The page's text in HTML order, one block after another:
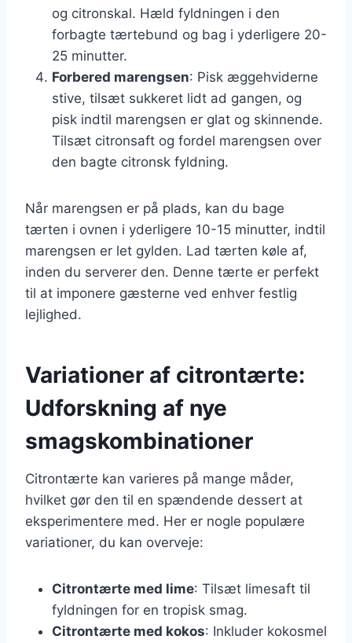
og citronskal. Hæld fyldningen i den
forbagte tærtebund og bag i yderligere 20-
25 minutter.
Forbered marengsen: Pisk æggehviderne
stive, tilsæt sukkeret lidt ad gangen, og
pisk indtil marengsen er glat og skinnende.
Tilsæt citronsaft og fordel marengsen over
den bagte citronsk fyldning.
Når marengsen er på plads, kan du bage
tærten i ovnen i yderligere 10-15 minutter, indtil
marengsen er let gylden. Lad tærten køle af,
inden du serverer den. Denne tærte er perfekt
til at imponere gæsterne ved enhver festlig
lejlighed.
Variationer af citrontærte:
Udforskning af nye
smagskombinationer
Citrontærte kan varieres på mange måder,
hvilket gør den til en spændende dessert at
eksperimentere med. Her er nogle populære
variationer, du kan overveje:
Citrontærte med lime: Tilsæt limesaft til
fyldningen for en tropisk smag.
Citrontærte med kokos: Inkluder kokosmel